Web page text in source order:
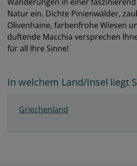
Natur ein. Dichte Pinienwälder,
Olivenhaine, farbenfrohe Wiesen
duftende Macchia versprechen
für all Ihre Sinne!
In welchem Land/Insel liegt
Griechenland